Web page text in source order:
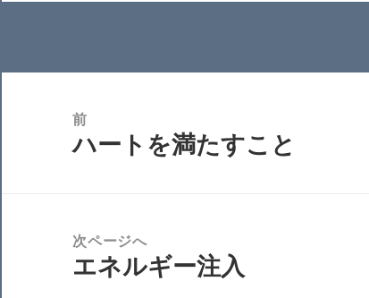
前
前
ハートを満たすこと
次ページへ
次
エネルギー注入